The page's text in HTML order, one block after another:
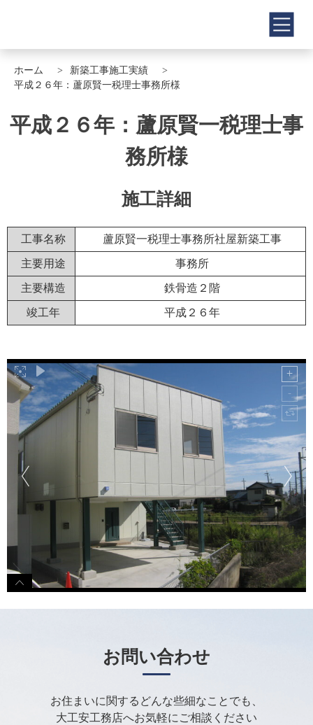
ホーム
新築工事施工実績
平成２６年：蘆原賢一税理士事務所様
平成２６年：蘆原賢一税理士事
務所様
施工詳細
工事名称 蘆原賢一税理士事務所社屋新築工事
主要用途 事務所
主要構造 鉄骨造２階
竣工年 平成２６年
お問い合わせ
お住まいに関するどんな些細なことでも、
大工安工務店へお気軽にご相談ください